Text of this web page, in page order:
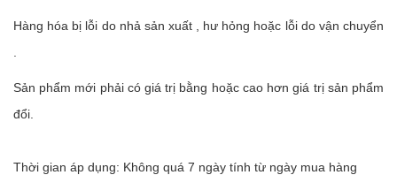
Hàng hóa bị lỗi do nhả sản xuất , hư hỏng hoặc lỗi do vận chuyển
Sản phẩm mới phải có giá trị bằng hoặc cao hơn giá trị sản phẩm
đổi.
Thời gian áp dụng: Không quá 7 ngày tính từ ngày mua hàng